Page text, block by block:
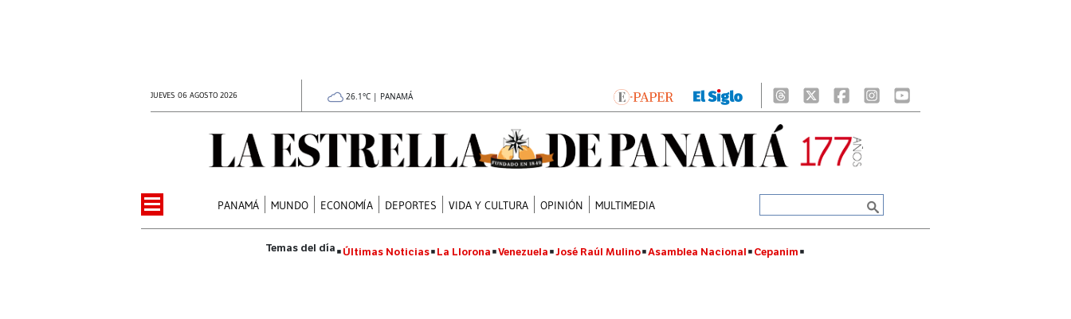
JUEVES 06 AGOSTO 2026 26.1°C | PANAMÁ
PANAMÁ MUNDO ECONOMÍA DEPORTES VIDA Y CULTURA OPINIÓN MULTIMEDIA
Últimas Noticias La Llorona Venezuela José Raúl Mulino Asamblea Nacional Cepanim